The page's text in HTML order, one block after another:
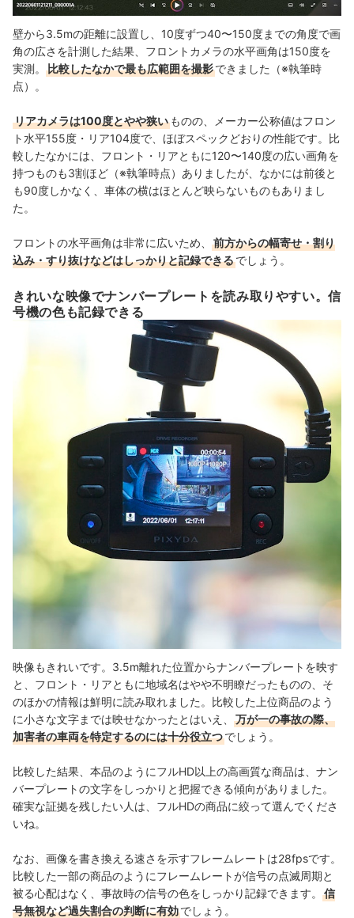
壁から3.5mの距離に設置し、10度ずつ40〜150度までの角度で画
角の広さを計測した結果、フロントカメラの水平画角は150度を
実測。
比較したなかで最も広範囲を撮影できました（※執筆時
点）。
リアカメラは100度とやや狭い ものの、メーカー公称値はフロン
ト水平155度・リア104度で、ほぼスペックどおりの性能です。比
較したなかには、フロント・リアともに120〜140度の広い画角を
持つものも3割ほど（※執筆時点） ありましたが、なかには前後と
も90度しかなく、車体の横はほとんど映らないものもありまし
た。
フロントの水平画角は非常に広いため、
前方からの幅寄せ・割り
込み・すり抜けなどはしっかりと記録できるでしょう。
きれいな映像でナンバープレートを読み取りやすい。信
号機の色も記録できる
映像もきれいです。3.5m離れた位置からナンバープレートを映す
と、 フロント・リアともに地域名はやや不明瞭だったものの、そ
のほかの情報は鮮明に読み取れました。比較した上位商品のよう
に小さな文字までは映せなかったとはいえ、
万が一の事故の際、
加害者の車両を特定するのには十分役立つでしょう。
比較した結果、本品のようにフルHD以上の高画質な商品は、ナン
バープレートの文字をしっかりと把握できる傾向がありました。
確実な証拠を残したい人は、フルHDの商品に絞って選んでくださ
いね。
なお、画像を書き換える速さを示すフレームレートは28fpsです。
比較した一部の商品のようにフレームレートが信号の点滅周期と
被る心配はなく、事故時の信号の色をしっかり記録できます。
信
号無視など過失割合の判断に有効でしょう。